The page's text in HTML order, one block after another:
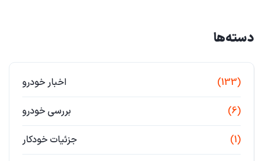
دسته‌ها
اخبار خودرو (133)
بررسی خودرو (6)
جزئیات خودکار (1)